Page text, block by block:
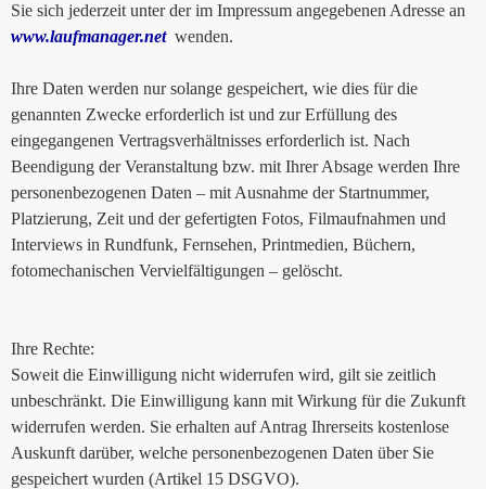
Sie sich jederzeit unter der im Impressum angegebenen Adresse an
www.laufmanager.netwenden.
Ihre Daten werden nur solange gespeichert, wie dies für die
genannten Zwecke erforderlich ist und zur Erfüllung des
eingegangenen Vertragsverhältnisses erforderlich ist. Nach
Beendigung der Veranstaltung bzw. mit Ihrer Absage werden Ihre
personenbezogenen Daten – mit Ausnahme der Startnummer,
Platzierung, Zeit und der gefertigten Fotos, Filmaufnahmen und
Interviews in Rundfunk, Fernsehen, Printmedien, Büchern,
fotomechanischen Vervielfältigungen – gelöscht.
Ihre Rechte:
Soweit die Einwilligung nicht widerrufen wird, gilt sie zeitlich
unbeschränkt. Die Einwilligung kann mit Wirkung für die Zukunft
widerrufen werden. Sie erhalten auf Antrag Ihrerseits kostenlose
Auskunft darüber, welche personenbezogenen Daten über Sie
gespeichert wurden (Artikel 15 DSGVO).